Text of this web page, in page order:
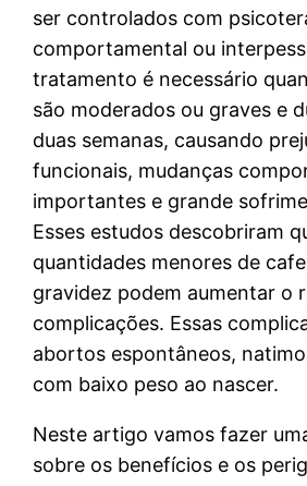
ser controlados com
comportamental ou
tratamento é necessário
são moderados ou graves e
duas semanas, causando
funcionais, mudanças
importantes e grande
Esses estudos descobriram
quantidades menores de
gravidez podem aumentar o
complicações. Essas
abortos espontâneos,
com baixo peso ao nascer.
Neste artigo vamos fazer
sobre os benefícios e os